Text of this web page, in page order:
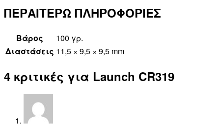
ΠΕΡΑΙΤΕΡΩ ΠΛΗΡΟΦΟΡΙΕΣ
Βάρος
100 γρ.
Διαστάσεις 11,5 × 9,5 × 9,5 mm
4 κριτικές για Launch CR319